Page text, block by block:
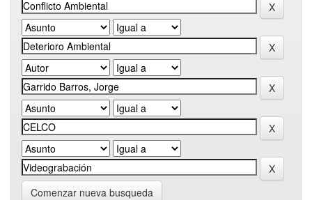
Comenzar nueva busqueda